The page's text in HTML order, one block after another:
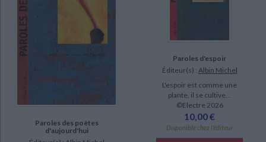
Campiche, Philippe (1)
Camprubi, Krystal (1)
Courgeon, Rémi (1)
Paroles des poètes
d'aujourd'hui
Paroles d'espoir
Éditeur(s) : Albin Michel
L'espoir est comme une
plante, il se cultive...
©Electre 2026
10,00 €
Disponible chez l'éditeur